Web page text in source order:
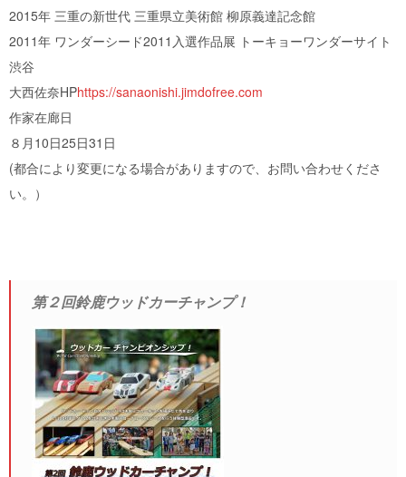
2015年 三重の新世代 三重県立美術館 柳原義達記念館
2011年 ワンダーシード2011入選作品展 トーキョーワンダーサイト
渋谷
大西佐奈HPhttps://sanaonishi.jimdofree.com
作家在廊日
８月10日25日31日
(都合により変更になる場合がありますので、お問い合わせくださ
い。）
第２回鈴鹿ウッドカーチャンプ！